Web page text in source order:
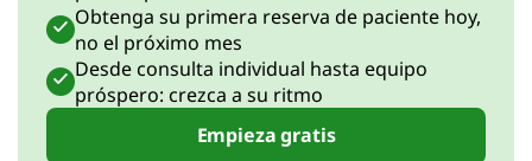
Obtenga su primera reserva de paciente hoy,
no el próximo mes
Desde consulta individual hasta equipo
próspero: crezca a su ritmo
Empieza gratis